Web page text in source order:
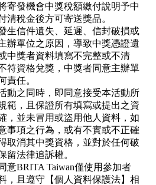
寄發機會中獎稅額繳付說明予中
清稅金後方可寄送獎品。
生信件遺失、延遲、信封破損或
辦單位之原因，導致中獎憑證遺
中獎者資料填寫不完整或不清
符資格兌獎，中獎者同意主辦單
責任。
動之同時，即同意接受本活動所
範，且保證所有填寫或提出之資
，並未冒用或盜用他人資料，如
事項之行為，或有不實或不正確
取消其中獎資格，並對於任何破
留法律追訴權。
意BRITA Taiwan僅使用參加者
，且遵守【個人資料保護法】相